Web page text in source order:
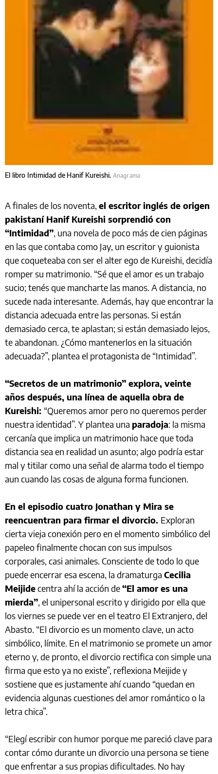
El libro Intimidad de Hanif Kureishi. Anagrama
A finales de los noventa, el escritor inglés de origen
pakistaní Hanif Kureishi sorprendió con
“Intimidad”, una novela de poco más de cien páginas
en las que contaba como Jay, un escritor y guionista
que coqueteaba con ser el alter ego de Kureishi, decidía
romper su matrimonio. “Sé que el amor es un trabajo
sucio; tenés que mancharte las manos. A distancia, no
sucede nada interesante. Además, hay que encontrar la
distancia adecuada entre las personas. Si están
demasiado cerca, te aplastan; si están demasiado lejos,
te abandonan. ¿Cómo mantenerlos en la situación
adecuada?”, plantea el protagonista de “Intimidad”.
“Secretos de un matrimonio” explora, veinte
años después, una línea de aquella obra de
Kureishi: “Queremos amor pero no queremos perder
nuestra identidad”. Y plantea una paradoja: la misma
cercanía que implica un matrimonio hace que toda
distancia sea en realidad un asunto; algo podría estar
mal y titilar como una señal de alarma todo el tiempo
aun cuando las cosas de alguna forma funcionen.
En el episodio cuatro Jonathan y Mira se
reencuentran para firmar el divorcio. Exploran
cierta vieja conexión pero en el momento simbólico del
papeleo finalmente chocan con sus impulsos
corporales, casi animales. Consciente de todo lo que
puede encerrar esa escena, la dramaturga Cecilia
Meijidecentra ahí la acción de“El amor es una
mierda”, el unipersonal escrito y dirigido por ella que
los viernes se puede ver en el teatro El Extranjero, del
Abasto. “El divorcio es un momento clave, un acto
simbólico, límite. En el matrimonio se promete un amor
eterno y, de pronto, el divorcio rectifica con simple una
firma que esto ya no existe”, reflexiona Meijide y
sostiene que es justamente ahí cuando “quedan en
evidencia algunas cuestiones del amor romántico o la
letra chica”.
“Elegí escribir con humor porque me pareció clave para
contar cómo durante un divorcio una persona se tiene
que enfrentar a sus propias dificultades. No hay